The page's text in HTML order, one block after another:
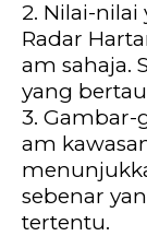
2. Nilai-
Radar
am sahaja.
yang
3. Gambar-
am
sebenar
tertentu.